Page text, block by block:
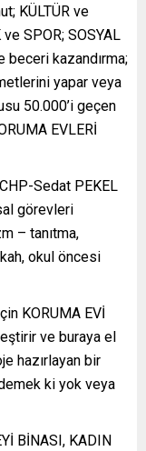
KÜLTÜR ve
SPOR; SOSYAL
beceri kazandırma;
yapar veya
50.000’i geçen
EVLERİ
Sedat PEKEL
görevleri
– tanıtma,
okul öncesi
KORUMA EVİ
ve buraya el
hazırlayan bir
ki yok veya
BİNASI, KADIN